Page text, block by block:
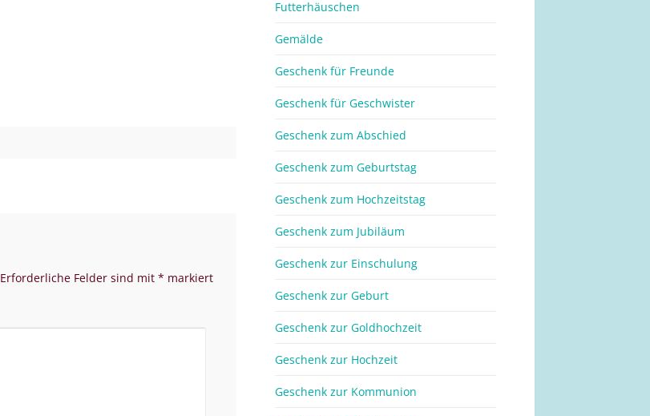
Erforderliche Felder sind mit * markiert
Futterhäuschen
Gemälde
Geschenk für Freunde
Geschenk für Geschwister
Geschenk zum Abschied
Geschenk zum Geburtstag
Geschenk zum Hochzeitstag
Geschenk zum Jubiläum
Geschenk zur Einschulung
Geschenk zur Geburt
Geschenk zur Goldhochzeit
Geschenk zur Hochzeit
Geschenk zur Kommunion